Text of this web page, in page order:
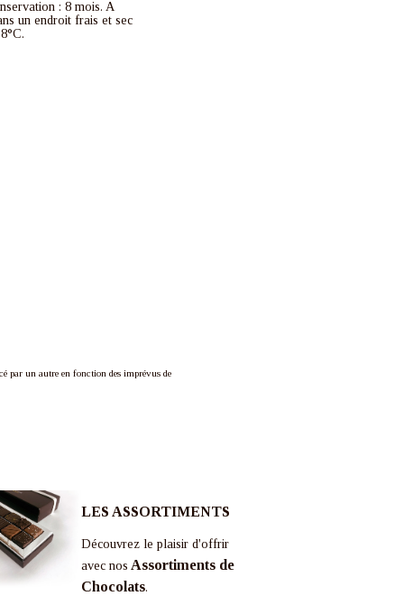
: 8 mois. A
un endroit frais et sec
par un autre en fonction des imprévus de
LES ASSORTIMENTS
Découvrez le plaisir d'offrir
avec nos Assortiments de
Chocolats.